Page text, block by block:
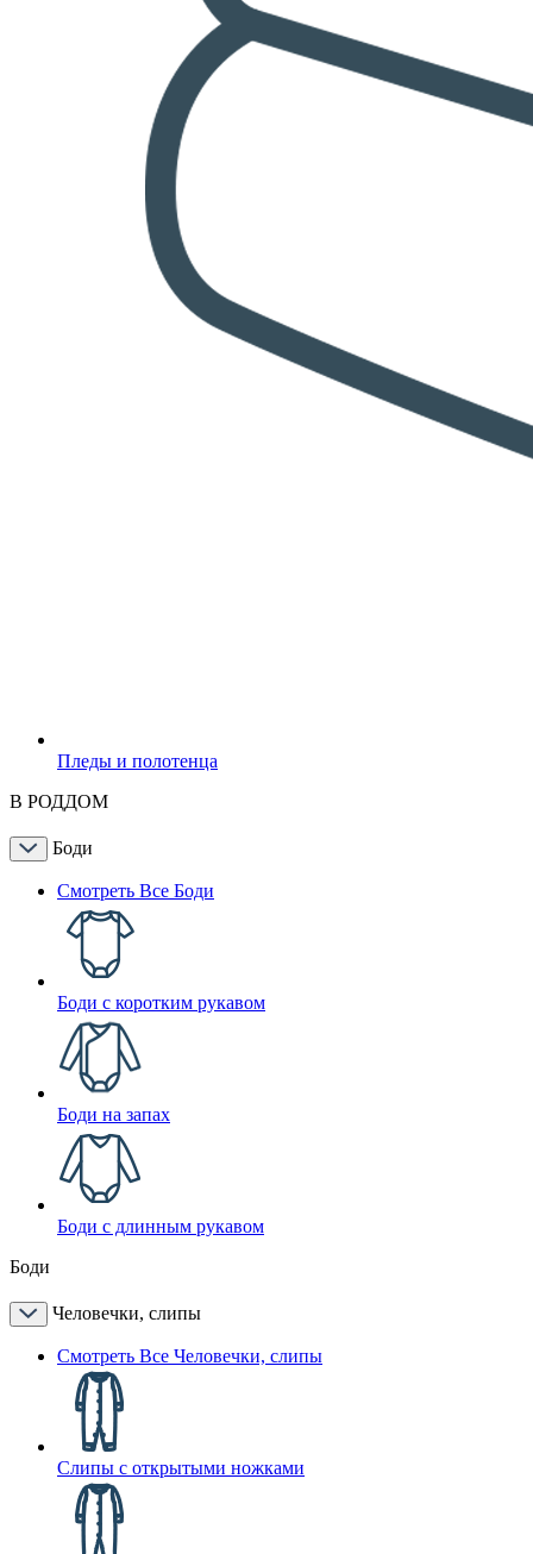
Пледы и полотенца
В РОДДОМ
Боди
Смотреть Все Боди
Боди с коротким рукавом
Боди на запах
Боди с длинным рукавом
Боди
Человечки, слипы
Смотреть Все Человечки, слипы
Слипы с открытыми ножками